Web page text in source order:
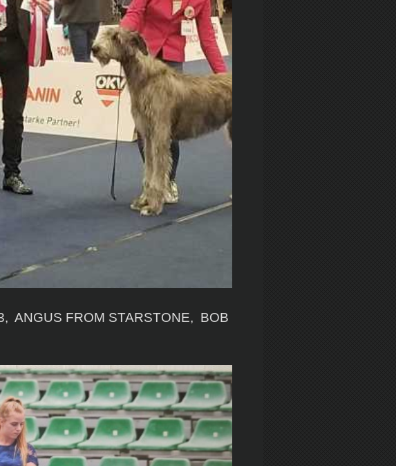
ANGUS FROM STARSTONE, BOB